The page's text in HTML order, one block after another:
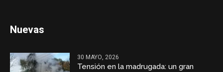
Nuevas
30 MAYO, 2026
Tensión en la madrugada: un gran